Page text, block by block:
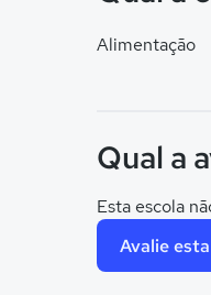
Alimentação
Qual a
Esta escola
Avalie